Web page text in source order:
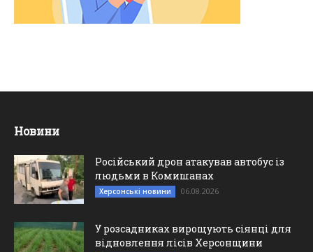
Новини
Російський дрон атакував автобус із
людьми в Комишанах
Херсонські новини 06.08.2026
У розсадниках вирощують сіянці для
відновлення лісів Херсонщини